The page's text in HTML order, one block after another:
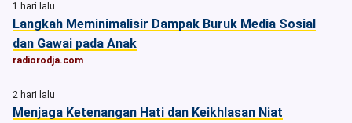
1 hari lalu
Langkah Meminimalisir Dampak Buruk Media Sosial
dan Gawai pada Anak
radiorodja.com
2 hari lalu
Menjaga Ketenangan Hati dan Keikhlasan Niat